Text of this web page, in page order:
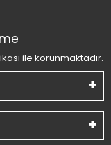
ile korunmaktadır.